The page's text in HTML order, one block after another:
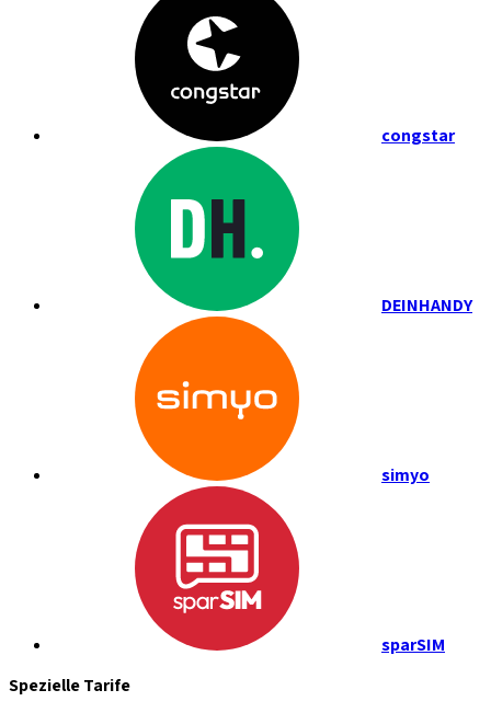
congstar
DEINHANDY
simyo
sparSIM
Spezielle Tarife